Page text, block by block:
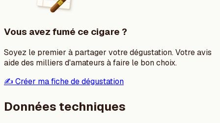
Vous avez fumé ce cigare ?
Soyez le premier à partager votre dégustation. Votre avis
aide des milliers d'amateurs à faire le bon choix.
✍️ Créer ma fiche de dégustation
Données techniques